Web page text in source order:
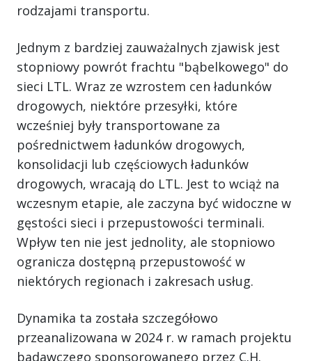
rodzajami transportu.
Jednym z bardziej zauważalnych zjawisk jest
stopniowy powrót frachtu "bąbelkowego" do
sieci LTL. Wraz ze wzrostem cen ładunków
drogowych, niektóre przesyłki, które
wcześniej były transportowane za
pośrednictwem ładunków drogowych,
konsolidacji lub częściowych ładunków
drogowych, wracają do LTL. Jest to wciąż na
wczesnym etapie, ale zaczyna być widoczne w
gęstości sieci i przepustowości terminali.
Wpływ ten nie jest jednolity, ale stopniowo
ogranicza dostępną przepustowość w
niektórych regionach i zakresach usług.
Dynamika ta została szczegółowo
przeanalizowana w 2024 r. w ramach projektu
badawczego sponsorowanego przez C.H.